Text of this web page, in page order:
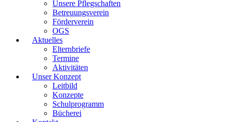
Unsere Pflegschaften
Betreuungsverein
Förderverein
OGS
Aktuelles
Elternbriefe
Termine
Aktivitäten
Unser Konzept
Leitbild
Konzepte
Schulprogramm
Bücherei